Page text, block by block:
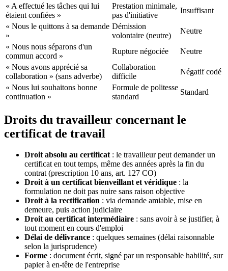
« A effectué les tâches qui lui
étaient confiées »
Prestation minimale,
pas d'initiative
Insuffisant
« Nous le quittons à sa demande
»
Démission
volontaire (neutre)
Neutre
« Nous nous séparons d'un
commun accord »
Rupture négociée
Neutre
« Nous avons apprécié sa
collaboration » (sans adverbe)
Collaboration
difficile
Négatif codé
« Nous lui souhaitons bonne
continuation »
Formule de politesse
standard
Standard
Droits du travailleur concernant le
certificat de travail
Droit absolu au certificat: le travailleur peut demander un
certificat en tout temps, même des années après la fin du
contrat (prescription 10 ans, art. 127 CO)
Droit à un certificat bienveillant et véridique : la
formulation ne doit pas nuire sans raison objective
Droit à la rectification : via demande amiable, mise en
demeure, puis action judiciaire
Droit au certificat intermédiaire : sans avoir à se justifier, à
tout moment en cours d'emploi
Délai de délivrance : quelques semaines (délai raisonnable
selon la jurisprudence)
Forme : document écrit, signé par un responsable habilité, sur
papier à en-tête de l'entreprise